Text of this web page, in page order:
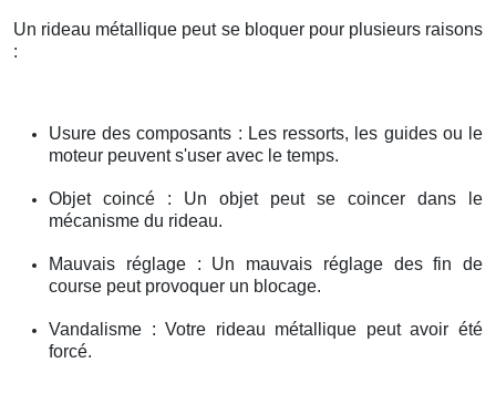
Un rideau métallique peut se bloquer pour plusieurs raisons
:
Usure des composants : Les ressorts, les guides ou le
moteur peuvent s'user avec le temps.
Objet coincé : Un objet peut se coincer dans le
mécanisme du rideau.
Mauvais réglage : Un mauvais réglage des fin de
course peut provoquer un blocage.
Vandalisme : Votre rideau métallique peut avoir été
forcé.